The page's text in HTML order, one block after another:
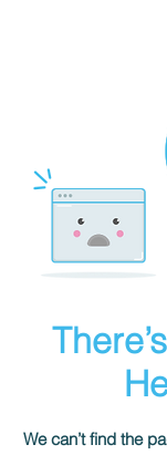
We can’t find the